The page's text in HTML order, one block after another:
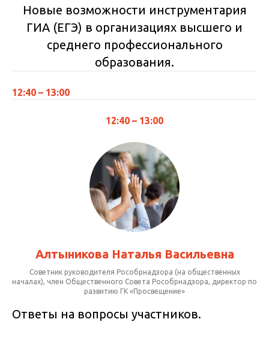
Новые возможности инструментария
ГИА (ЕГЭ) в организациях высшего и
среднего профессионального
образования.
12:40 – 13:00
12:40 – 13:00
Алтыникова Наталья Васильевна
Советник руководителя Рособрнадзора (на общественных
началах), член Общественного Совета Рособрнадзора, директор по
развитию ГК «Просвещение»
Ответы на вопросы участников.